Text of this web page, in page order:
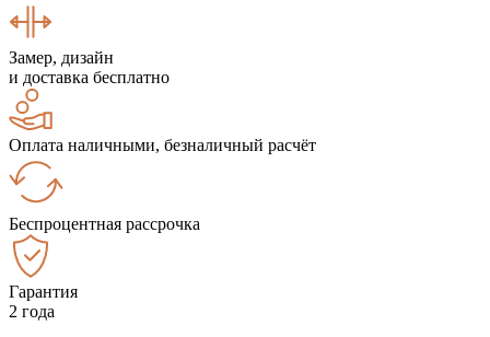
Замер, дизайн
и доставка бесплатно
Оплата наличными, безналичный расчёт
Беспроцентная рассрочка
Гарантия
2 года